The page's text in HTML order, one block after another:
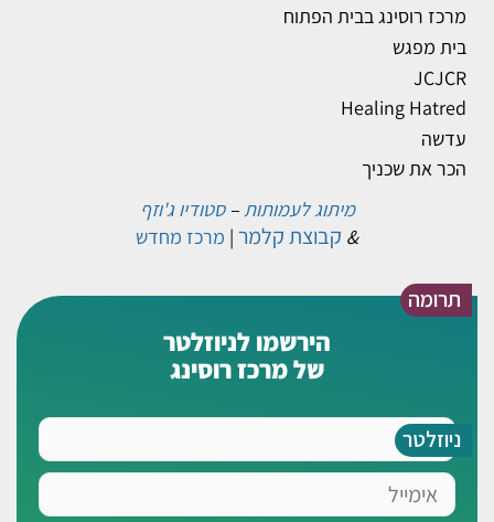
תרומה
ניוזלטר
מרכז רוסינג בבית הפתוח
בית מפגש
JCJCR
Healing Hatred
עדשה
הכר את שכניך
מיתוג לעמותות–סטודיו ג'וזף
קבוצת קלמר|מרכז מחדש
הירשמו לניוזלטר
של מרכז רוסינג
אימייל